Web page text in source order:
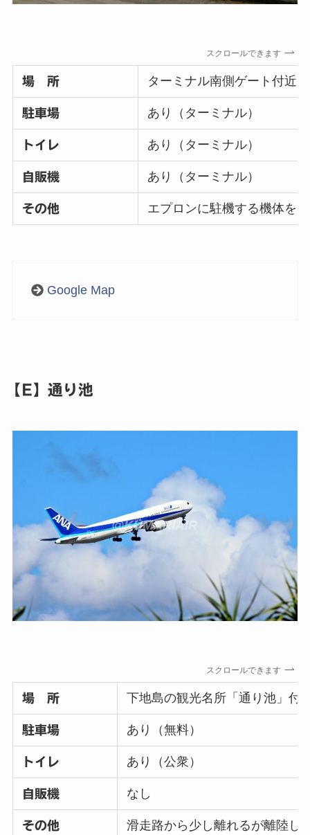
スクロールできます
場 所 ターミナル南側ゲート付近
駐車場 あり（ターミナル）
トイレ あり（ターミナル）
自販機 あり（ターミナル）
その他 エプロンに駐機する機体を
Google Map
【E】通り池
スクロールできます
場 所 下地島の観光名所「通り池」付
駐車場 あり（無料）
トイレ あり（公衆）
自販機 なし
その他 滑走路から少し離れるが離陸し